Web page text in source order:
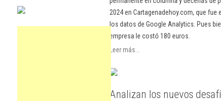
2024 en Cartagenadehoy.com, que
los datos de Google Analytics. Pues
empresa le costó 180 euros.
Leer más...
Analizan los nuevos